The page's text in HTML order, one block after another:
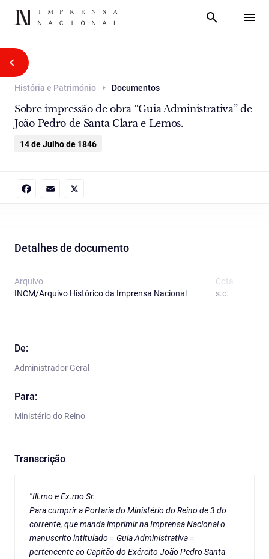
História e Património Documentos
Sobre impressão de obra “Guia Administrativa” de
João Pedro de Santa Clara e Lemos.
14 de Julho de 1846
Detalhes de documento
Arquivo
INCM/Arquivo Histórico da Imprensa Nacional
Cota
s.c.
De:
Administrador Geral
Para:
Ministério do Reino
Transcrição
“Ill.mo e Ex.mo Sr.
Para cumprir a Portaria do Ministério do Reino de 3 do
corrente, que manda imprimir na Imprensa Nacional o
manuscrito intitulado = Guia Administrativa =
pertencente ao Capitão do Exército João Pedro Santa